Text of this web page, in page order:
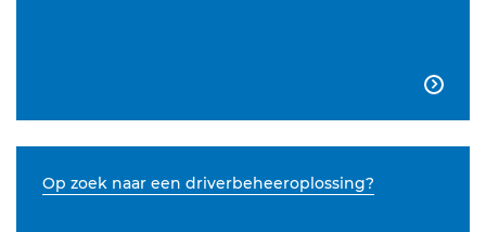

Op zoek naar een driverbeheeroplossing?